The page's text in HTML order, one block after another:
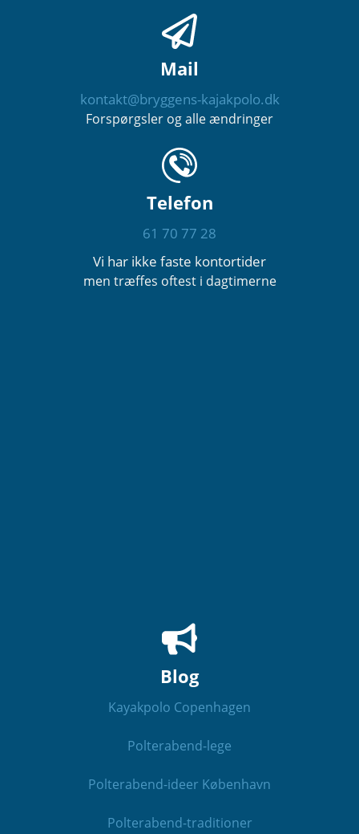
Mail
kontakt@bryggens-kajakpolo.dk
Forspørgsler og alle ændringer
Telefon
61 70 77 28
Vi har ikke faste kontortider
men træffes oftest i dagtimerne
Blog
Kayakpolo Copenhagen
Polterabend-lege
Polterabend-ideer København
Polterabend-traditioner